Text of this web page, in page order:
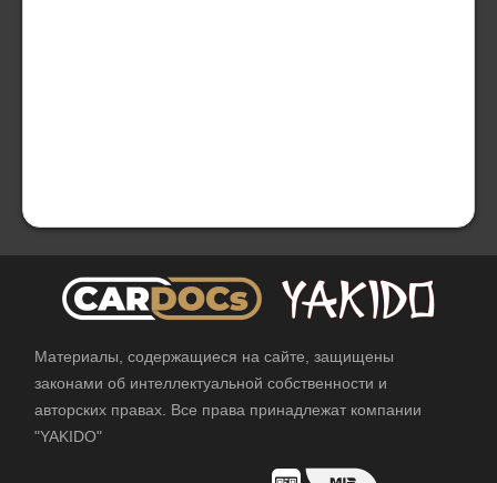
Материалы, содержащиеся на сайте, защищены
законами об интеллектуальной собственности и
авторских правах. Все права принадлежат компании
"YAKIDO"